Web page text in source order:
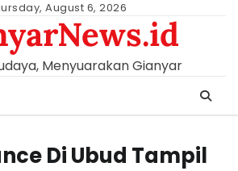
August 6, 2026
Menyuarakan Gianyar
Di Ubud Tampil